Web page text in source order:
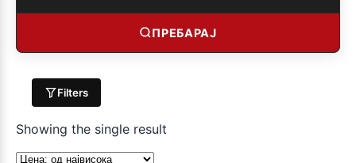
ПРЕБАРАЈ
Filters
Showing the single result